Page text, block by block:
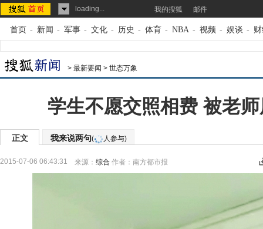
loading... 我的搜狐 邮件
首页 - 新闻 - 军事 - 文化 - 历史 - 体育 - NBA - 视频 - 娱谈 -
> 最新要闻 > 世态万象
学生不愿交照相费 被老
正文 我来说两句( 人参与)
2015-07-06 06:43:31 来源： 综合 作者：南方都市报